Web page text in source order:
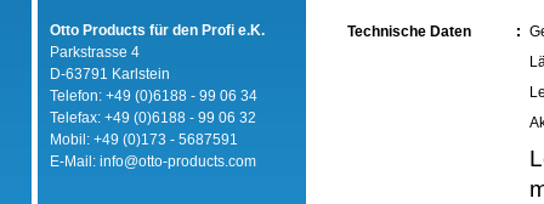
Otto Products für den Profi e.K.
Parkstrasse 4
D-63791 Karlstein
Telefon: +49 (0)6188 - 99 06 34
Telefax: +49 (0)6188 - 99 06 32
Mobil: +49 (0)173 - 5687591
E-Mail: info@otto-products.com
Technische Daten